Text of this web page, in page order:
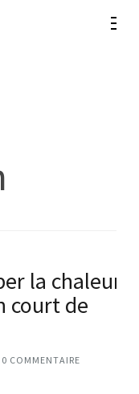
la chaleur
court de
0 COMMENTAIRE